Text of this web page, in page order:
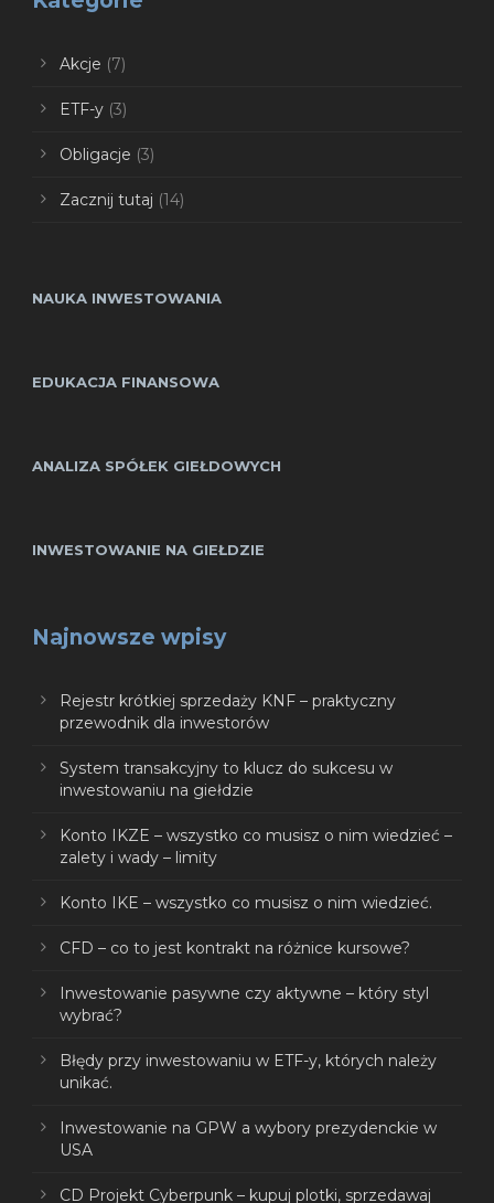
Akcje (7)
ETF-y (3)
Obligacje (3)
Zacznij tutaj (14)
NAUKA INWESTOWANIA
EDUKACJA FINANSOWA
ANALIZA SPÓŁEK GIEŁDOWYCH
INWESTOWANIE NA GIEŁDZIE
Najnowsze wpisy
Rejestr krótkiej sprzedaży KNF – praktyczny
przewodnik dla inwestorów
System transakcyjny to klucz do sukcesu w
inwestowaniu na giełdzie
Konto IKZE – wszystko co musisz o nim wiedzieć –
zalety i wady – limity
Konto IKE – wszystko co musisz o nim wiedzieć.
CFD – co to jest kontrakt na różnice kursowe?
Inwestowanie pasywne czy aktywne – który styl
wybrać?
Błędy przy inwestowaniu w ETF-y, których należy
unikać.
Inwestowanie na GPW a wybory prezydenckie w
USA
CD Projekt Cyberpunk – kupuj plotki, sprzedawaj